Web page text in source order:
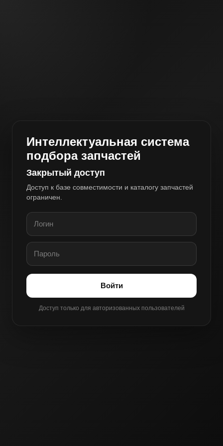
Интеллектуальная система
подбора запчастей
Закрытый доступ
Доступ к базе совместимости и каталогу запчастей
ограничен.
Войти
Доступ только для авторизованных пользователей